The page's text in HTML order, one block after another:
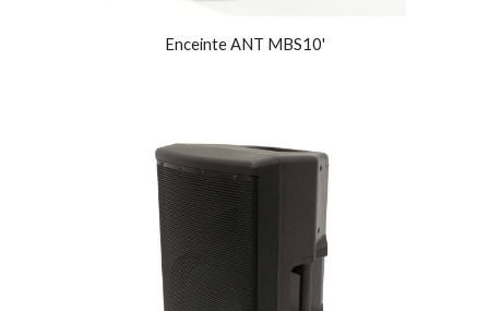
Enceinte ANT MBS10'